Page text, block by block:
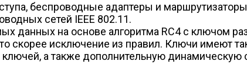
беспроводные адаптеры и
сетей IEEE 802.11.
данных на основе алгоритма RC4 с ключом
скорее исключение из правил. Ключи имеют
ключей, а также дополнительную